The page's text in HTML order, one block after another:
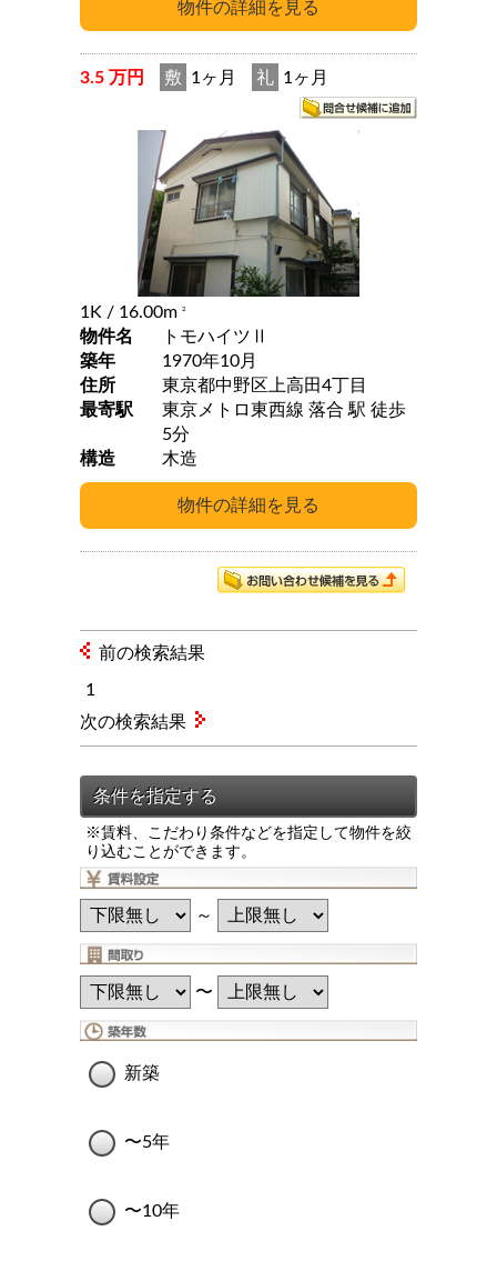
3.5 万円 敷 1ヶ月 礼 1ヶ月
1K / 16.00m 2
物件名
トモハイツⅡ
築年
1970年10月
住所
東京都中野区上高田4丁目
最寄駅
東京メトロ東西線 落合 駅 徒歩
5分
構造
木造
前の検索結果
1
※賃料、こだわり条件などを指定して物件を絞
り込むことができます。
～
〜
新築
〜5年
〜10年